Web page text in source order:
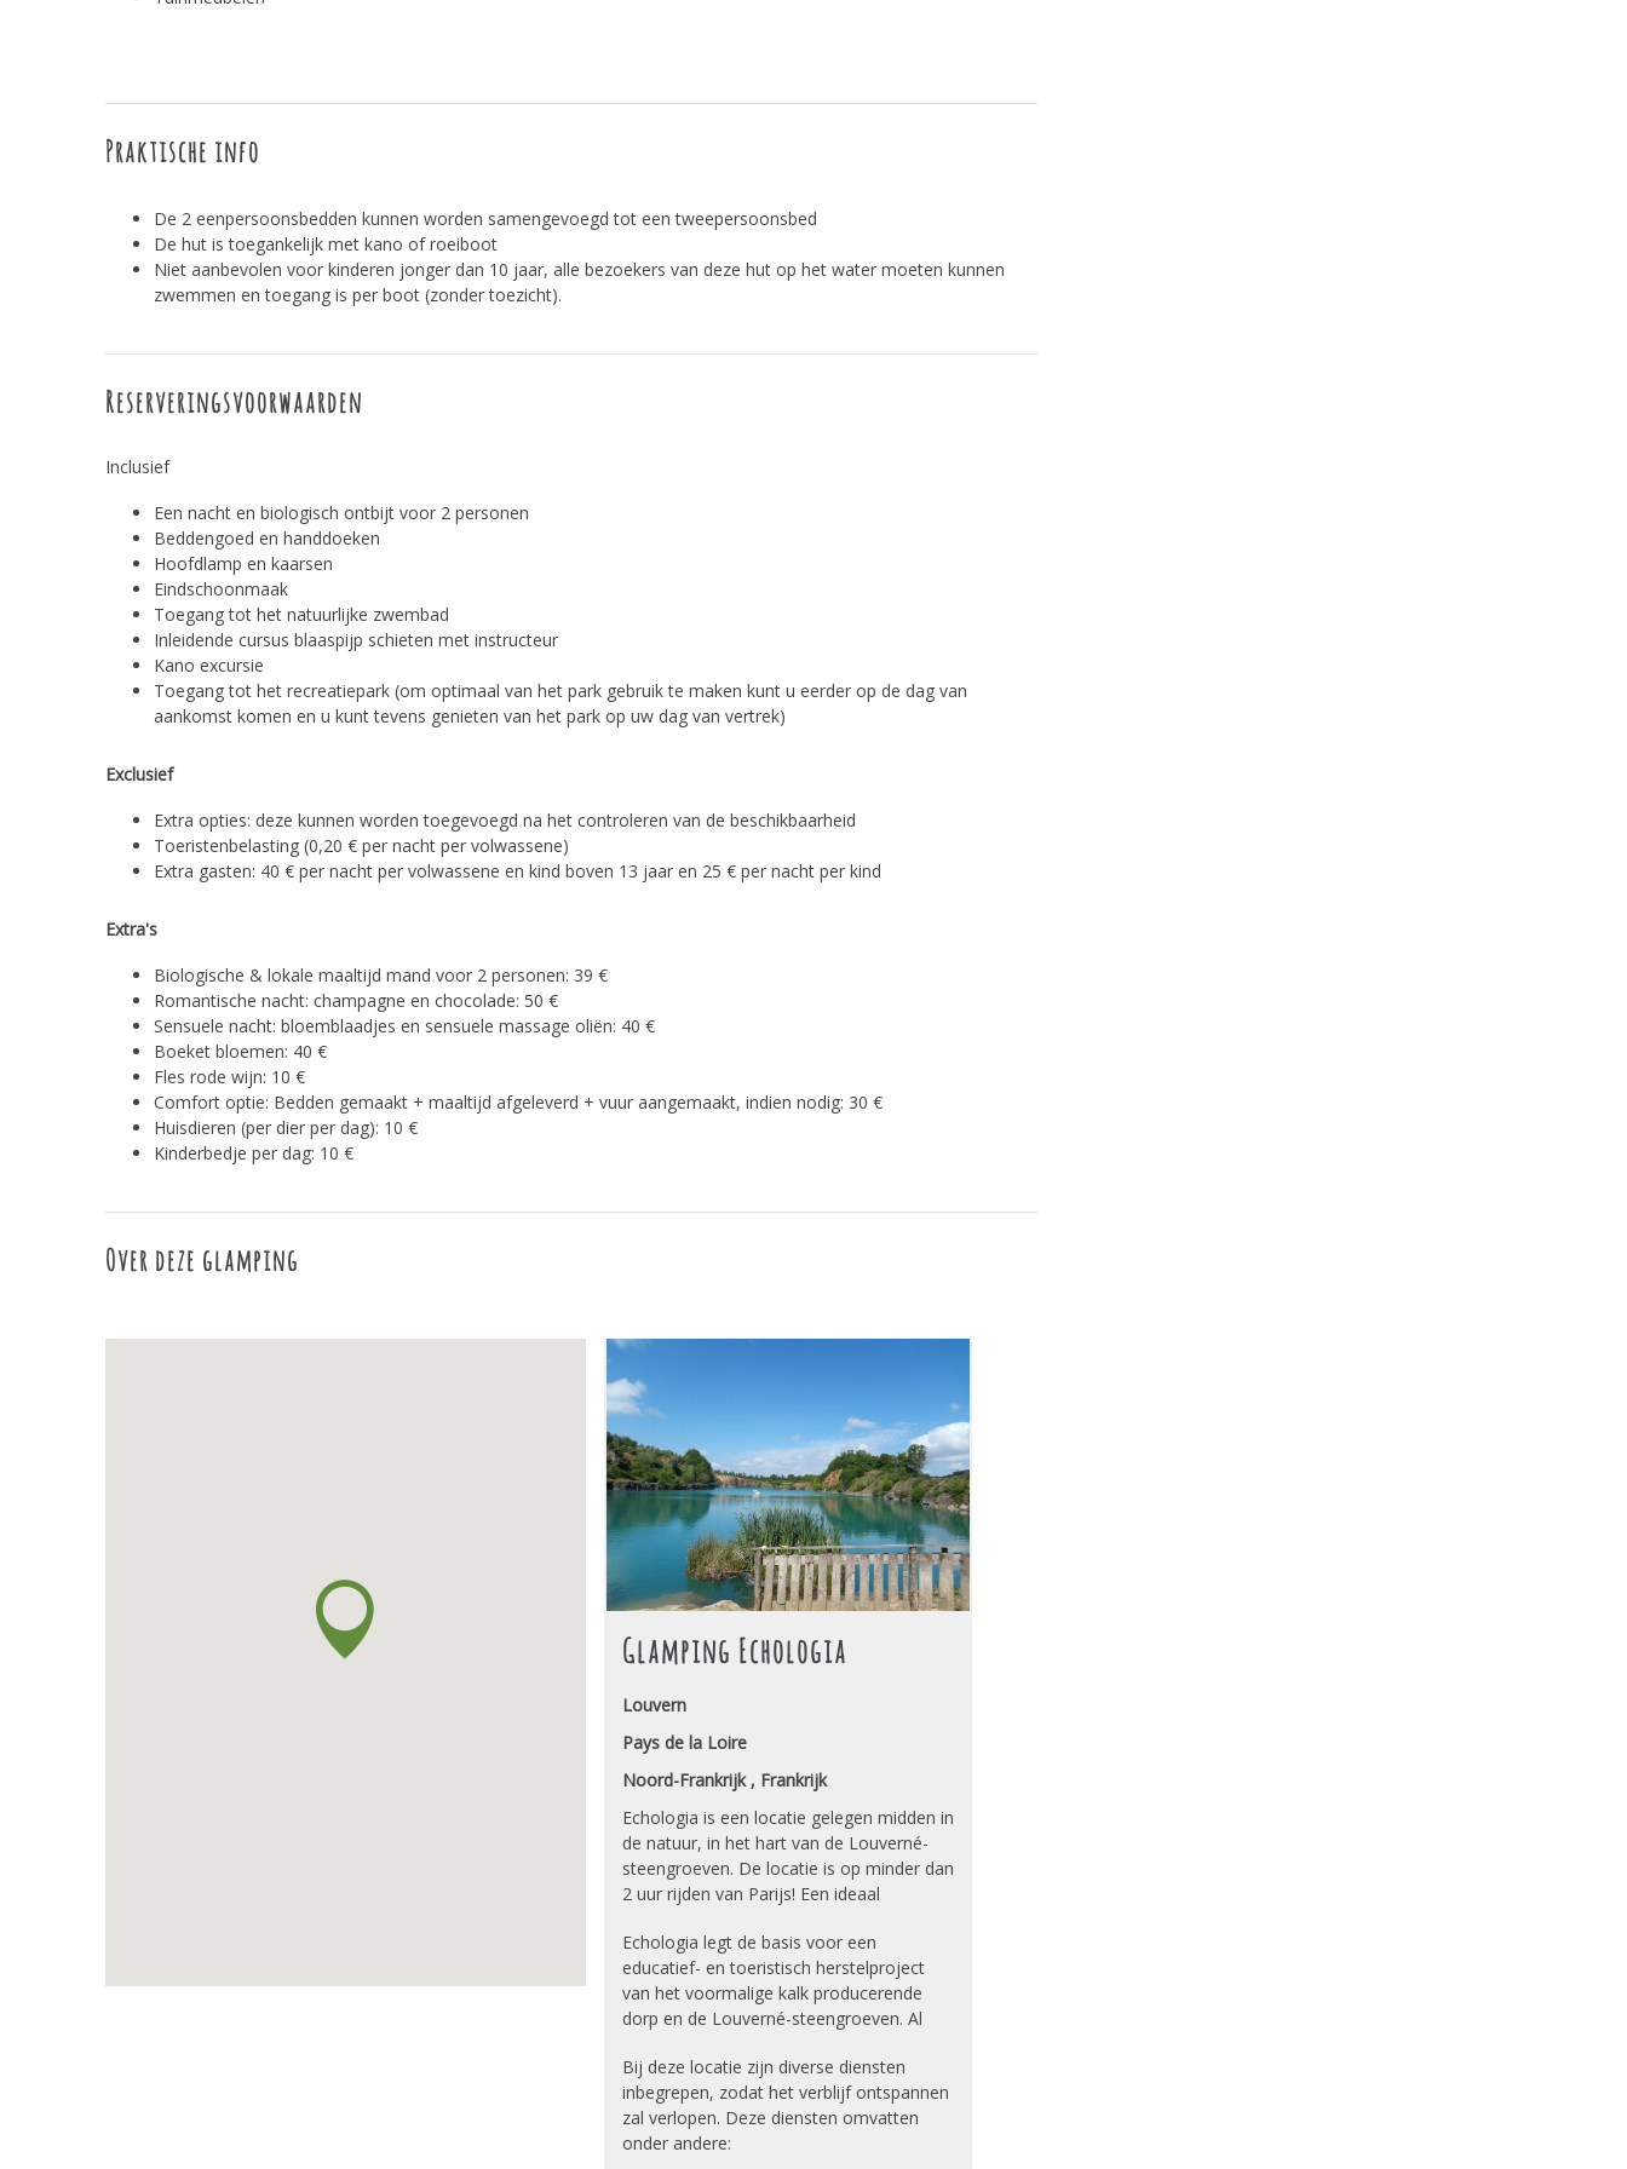
Praktische info
De 2 eenpersoonsbedden kunnen worden samengevoegd tot een tweepersoonsbed
De hut is toegankelijk met kano of roeiboot
Niet aanbevolen voor kinderen jonger dan 10 jaar, alle bezoekers van deze hut op het water moeten kunnen
zwemmen en toegang is per boot (zonder toezicht).
Reserveringsvoorwaarden
Inclusief
Een nacht en biologisch ontbijt voor 2 personen
Beddengoed en handdoeken
Hoofdlamp en kaarsen
Eindschoonmaak
Toegang tot het natuurlijke zwembad
Inleidende cursus blaaspijp schieten met instructeur
Kano excursie
Toegang tot het recreatiepark (om optimaal van het park gebruik te maken kunt u eerder op de dag van
aankomst komen en u kunt tevens genieten van het park op uw dag van vertrek)
Exclusief
Extra opties: deze kunnen worden toegevoegd na het controleren van de beschikbaarheid
Toeristenbelasting (0,20 € per nacht per volwassene)
Extra gasten: 40 € per nacht per volwassene en kind boven 13 jaar en 25 € per nacht per kind
Extra's
Biologische & lokale maaltijd mand voor 2 personen: 39 €
Romantische nacht: champagne en chocolade: 50 €
Sensuele nacht: bloemblaadjes en sensuele massage oliën: 40 €
Boeket bloemen: 40 €
Fles rode wijn: 10 €
Comfort optie: Bedden gemaakt + maaltijd afgeleverd + vuur aangemaakt, indien nodig: 30 €
Huisdieren (per dier per dag): 10 €
Kinderbedje per dag: 10 €
Over deze glamping
Glamping Echologia
Louvern
Pays de la Loire
Noord-Frankrijk , Frankrijk
Echologia is een locatie gelegen midden in
de natuur, in het hart van de Louverné-
steengroeven. De locatie is op minder dan
2 uur rijden van Parijs! Een ideaal
avontuur- en stadsplezier.
Echologia legt de basis voor een
educatief- en toeristisch herstelproject
van het voormalige kalk producerende
dorp en de Louverné-steengroeven. Al
dat Echologia de steengroeven in gebruik
nam. Het dorp was daarom ook een lange
tijd verlaten. Maar met een groot team en
een visie, is het na een aantal jaren werk
Bij deze locatie zijn diverse diensten
inbegrepen, zodat het verblijf ontspannen
zal verlopen. Deze diensten omvatten
onder andere: